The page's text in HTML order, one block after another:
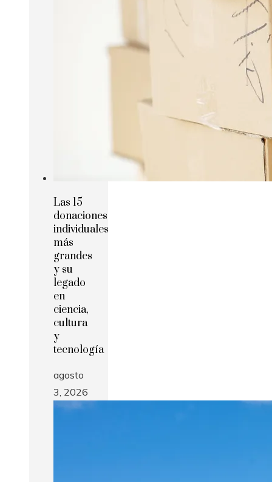
Las 15
donaciones
individuales
más
grandes
y su
legado
en
ciencia,
cultura
y
tecnología
agosto
3, 2026